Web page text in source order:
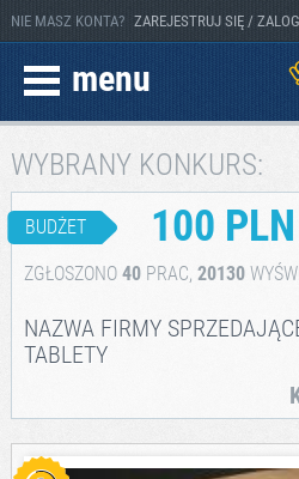
NIE MASZ KONTA? ZAREJESTRUJ SIĘ /
menu
WYBRANY KONKURS:
BUDŻET 100 PLN
ZGŁOSZONO 40PRAC, 20130
NAZWA FIRMY
TABLETY